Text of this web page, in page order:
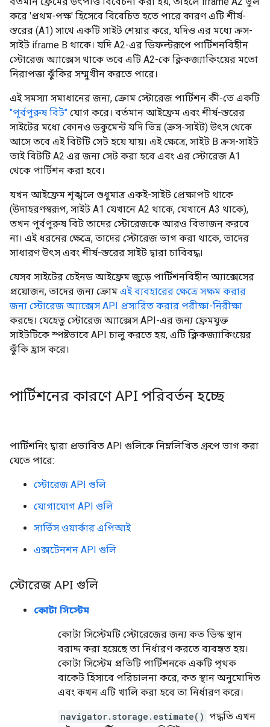
করে 'প্রথম-পক্ষ' হিসেবে বিবেচিত হতে পারে কারণ এটি শীর্ষ-
স্তরের (A1) সাথে একটি সাইট শেয়ার করে, যদিও এর মধ্যে ক্রস-
সাইট iframe B থাকে। যদি A2-এর ডিফল্টরূপে পার্টিশনবিহীন
স্টোরেজ অ্যাক্সেস থাকে তবে এটি A2-কে ক্লিকজ্যাকিংয়ের মতো
নিরাপত্তা ঝুঁকির সম্মুখীন করতে পারে।
এই সমস্যা সমাধানের জন্য, ক্রোম স্টোরেজ পার্টিশন কী-তে একটি
"পূর্বপুরুষ বিট" যোগ করে। বর্তমান আইফ্রেম এবং শীর্ষ-স্তরের
সাইটের মধ্যে কোনও ডকুমেন্ট যদি ভিন্ন (ক্রস-সাইট) উৎস থেকে
আসে তবে এই বিটটি সেট হয়ে যায়। এই ক্ষেত্রে, সাইট B ক্রস-সাইট
তাই বিটটি A2 এর জন্য সেট করা হবে এবং এর স্টোরেজ A1
থেকে পার্টিশন করা হবে।
যখন আইফ্রেম শৃঙ্খলে শুধুমাত্র একই-সাইট প্রেক্ষাপট থাকে
(উদাহরণস্বরূপ, সাইট A1 যেখানে A2 থাকে, যেখানে A3 থাকে),
তখন পূর্বপুরুষ বিট তাদের স্টোরেজকে আরও বিভাজন করবে
না। এই ধরনের ক্ষেত্রে, তাদের স্টোরেজ ভাগ করা থাকে, তাদের
সাধারণ উৎস এবং শীর্ষ-স্তরের সাইট দ্বারা চাবিবদ্ধ।
যেসব সাইটের চেইনড আইফ্রেম জুড়ে পার্টিশনবিহীন অ্যাক্সেসের
প্রয়োজন, তাদের জন্য ক্রোম এই ব্যবহারের ক্ষেত্রে সক্ষম করার
জন্য স্টোরেজ অ্যাক্সেস API প্রসারিত করার পরীক্ষা-নিরীক্ষা
করছে। যেহেতু স্টোরেজ অ্যাক্সেস API-এর জন্য ফ্রেমযুক্ত
সাইটটিকে স্পষ্টভাবে API চালু করতে হয়, এটি ক্লিকজ্যাকিংয়ের
ঝুঁকি হ্রাস করে।
পার্টিশনের কারণে API পরিবর্তন হচ্ছে
পার্টিশনিং দ্বারা প্রভাবিত API গুলিকে নিম্নলিখিত গ্রুপে ভাগ করা
যেতে পারে:
স্টোরেজ API গুলি
যোগাযোগ API গুলি
সার্ভিস ওয়ার্কার এপিআই
এক্সটেনশন API গুলি
স্টোরেজ API গুলি
কোটা সিস্টেম
কোটা সিস্টেমটি স্টোরেজের জন্য কত ডিস্ক স্থান
বরাদ্দ করা হয়েছে তা নির্ধারণ করতে ব্যবহৃত হয়।
কোটা সিস্টেম প্রতিটি পার্টিশনকে একটি পৃথক
বাকেট হিসাবে পরিচালনা করে, কত স্থান অনুমোদিত
এবং কখন এটি খালি করা হবে তা নির্ধারণ করে।
navigator.storage.estimate() পদ্ধতি এখন